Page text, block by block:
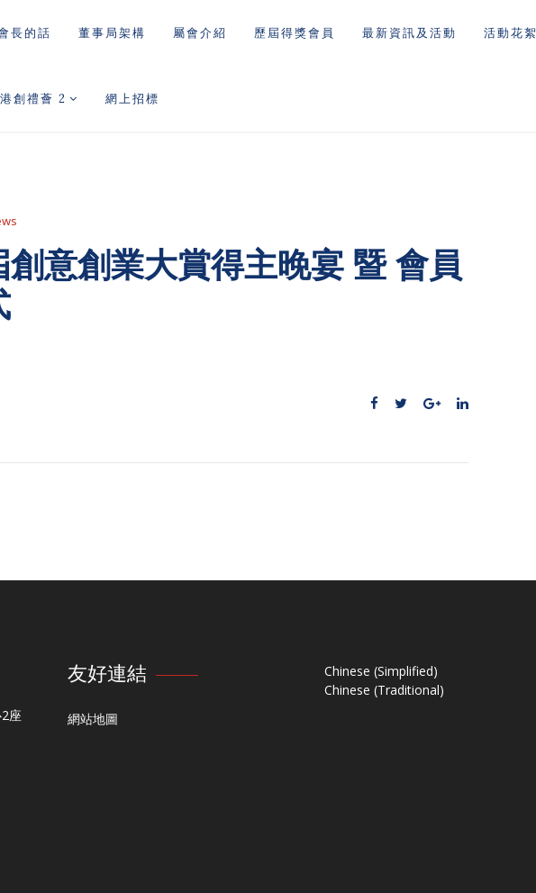
長的話 董事局架構 屬會介紹 歷屆得獎會員 最新資訊及活動 活動花絮
創禮薈 2 網上招標
意創業大賞得主晚宴 暨 會員
座
友好連結
網站地圖
Chinese (Simplified)
Chinese (Traditional)